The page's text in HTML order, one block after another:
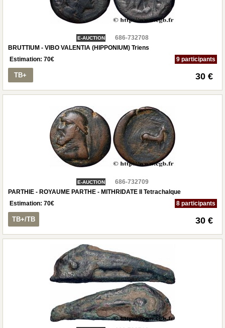
E-AUCTION
686-732708
BRUTTIUM - VIBO VALENTIA (HIPPONIUM) Triens
Estimation: 70€ 9 participants
TB+ 30 €
E-AUCTION
686-732709
PARTHIE - ROYAUME PARTHE - MITHRIDATE II Tetrachalque
Estimation: 70€ 8 participants
TB+/TB 30 €